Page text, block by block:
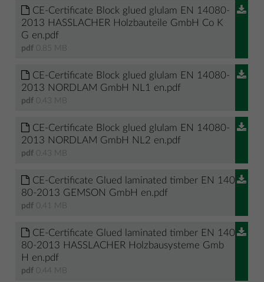
CE-Certificate Block glued glulam EN 14080-
2013 HASSLACHER Holzbauteile GmbH Co K
G en.pdf
pdf 0.85 MB
CE-Certificate Block glued glulam EN 14080-
2013 NORDLAM GmbH NL1 en.pdf
pdf 0.43 MB
CE-Certificate Block glued glulam EN 14080-
2013 NORDLAM GmbH NL2 en.pdf
pdf 0.43 MB
CE-Certificate Glued laminated timber EN 140
80-2013 GEMSON GmbH en.pdf
pdf 0.41 MB
CE-Certificate Glued laminated timber EN 140
80-2013 HASSLACHER Holzbausysteme Gmb
H en.pdf
pdf 0.44 MB